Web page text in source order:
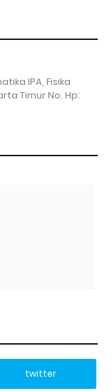
IPA, Fisika
Timur No. Hp:
twitter